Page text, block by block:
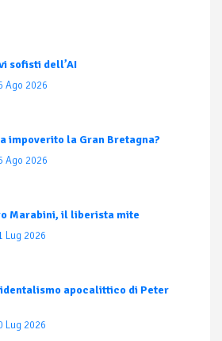
sofisti dell’AI
Ago 2026
impoverito la Gran Bretagna?
Ago 2026
Marabini, il liberista mite
Lug 2026
apocalittico di Peter
Lug 2026